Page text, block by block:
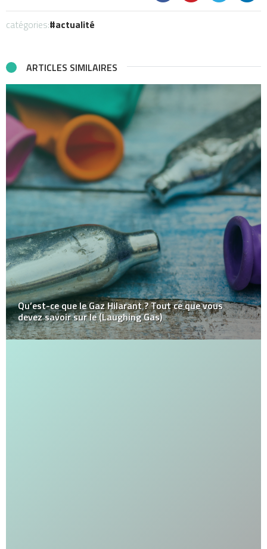
catégories: actualité
ARTICLES SIMILAIRES
Qu’est-ce que le Gaz Hilarant ? Tout ce que vous
devez savoir sur le (Laughing Gas)